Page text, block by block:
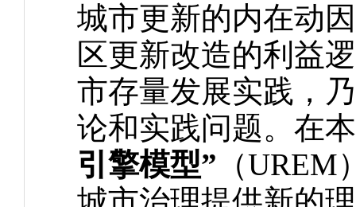
城市更新的内在动
区更新改造的利益
市存量发展实践，
论和实践问题。在
引擎模型” （